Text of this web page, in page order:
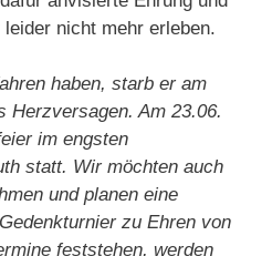
nicht mehr erleben.
haben, starb er am
Herzversagen. Am 23.06.
im engsten
statt. Wir möchten auch
und planen eine
zu Ehren von
feststehen, werden